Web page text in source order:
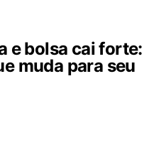
e bolsa cai forte:
muda para seu